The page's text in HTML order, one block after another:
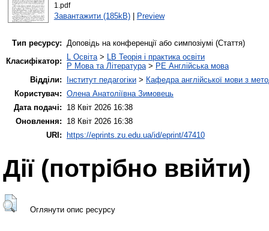
1.pdf
Завантажити (185kB)| Preview
Тип ресурсу: Доповідь на конференції або симпозіумі (Стаття)
Класифікатор:
L Освіта> LB Теорія і практика освіти
P Мова та Література> PE Англійська мова
Відділи:
Інститут педагогіки > Кафедра англійської мови з
Користувач: Олена Анатоліївна Зимовець
Дата подачі:
18 Квіт 2026 16:38
Оновлення:
18 Квіт 2026 16:38
URI:
https://eprints.zu.edu.ua/id/eprint/47410
Дії ​​(потрібно ввійти)
Оглянути опис ресурсу